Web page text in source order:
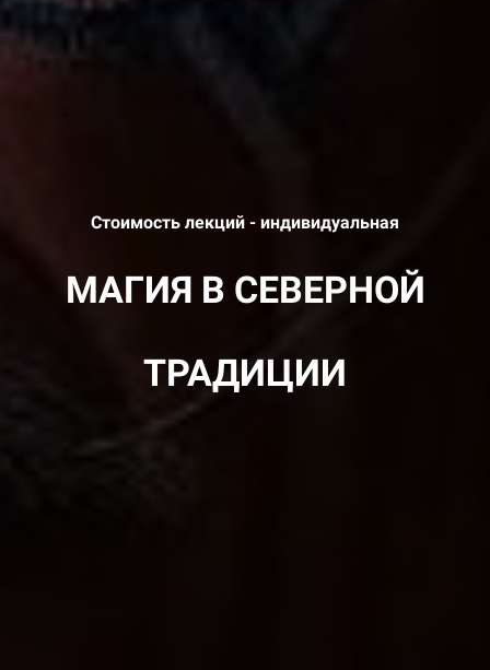
Стоимость лекций - индивидуальная
МАГИЯ В СЕВЕРНОЙ
ТРАДИЦИИ